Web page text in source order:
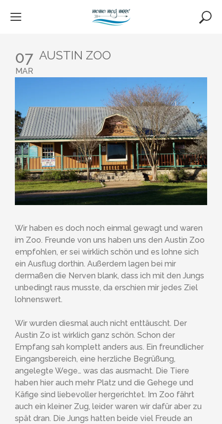
07
MAR
AUSTIN ZOO
Wir haben es doch noch einmal gewagt und waren
im Zoo. Freunde von uns haben uns den Austin Zoo
empfohlen, er sei wirklich schön und es lohne sich
ein Ausflug dorthin. Außerdem lagen bei mir
dermaßen die Nerven blank, dass ich mit den Jungs
unbedingt raus musste, da erschien mir jedes Ziel
lohnenswert.
Wir wurden diesmal auch nicht enttäuscht. Der
Austin Zo ist wirklich ganz schön. Schon der
Empfang sah komplett anders aus. Ein freundlicher
Eingangsbereich, eine herzliche Begrüßung,
angelegte Wege… was das ausmacht. Die Tiere
haben hier auch mehr Platz und die Gehege und
Käfige sind liebevoller hergerichtet. Im Zoo fährt
auch ein kleiner Zug, leider waren wir dafür aber zu
spät dran. Die Jungs hatten beide viel Freude an